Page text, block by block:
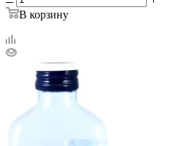
В корзину